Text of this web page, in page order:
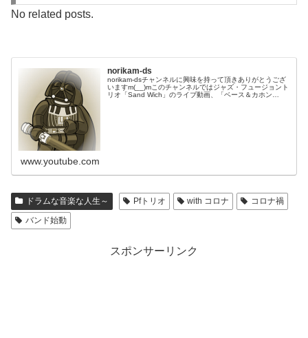
No related posts.
norikam-ds
norikam-dsチャンネルに興味を持って頂きありがとうござ
いますm(__)mこのチャンネルではジャズ・フュージョント
リオ「Sand Wich」のライブ動画、「ベース＆カホン
www.youtube.com
ドラムな音楽な人生～ Pfトリオ with コロナ
コロナ禍
バンド始動
スポンサーリンク